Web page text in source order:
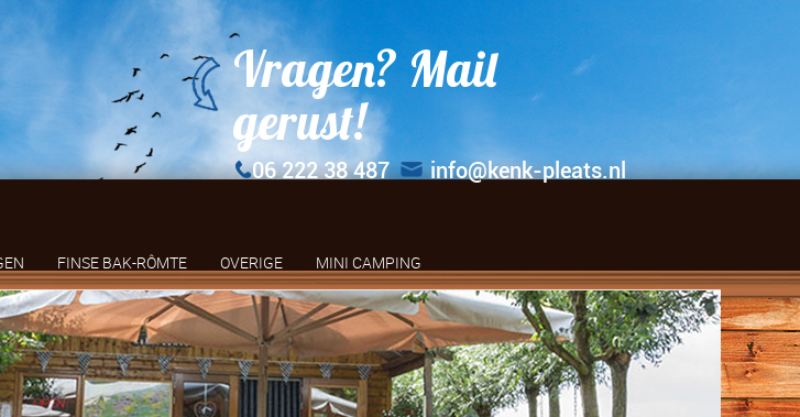
Vragen? Mail
gerust!
06 222 38 487 info@kenk-pleats.nl
FINSE BAK-RÔMTE OVERIGE MINI CAMPING